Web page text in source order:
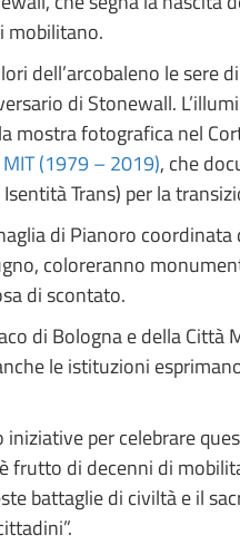
mobilitano.
dell’arcobaleno le
di Stonewall.
fotografica nel
(1979 – 2019), che
Trans) per la
di Pianoro
coloreranno
di scontato.
di Bologna e della
le istituzioni
per celebrare
di decenni di
battaglie di civiltà e il